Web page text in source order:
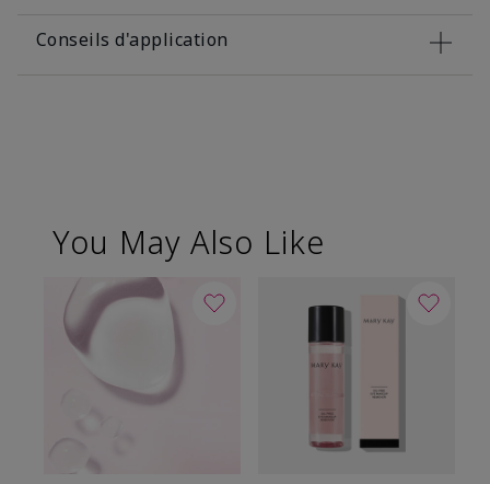
Conseils d'application
You May Also Like